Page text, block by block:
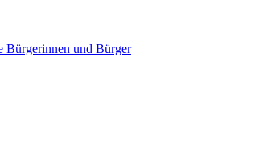
Bürgerinnen und Bürger